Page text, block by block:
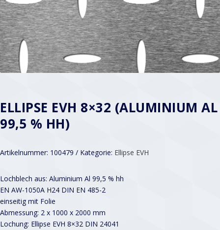
ELLIPSE EVH 8×32 (ALUMINIUM AL
99,5 % HH)
Artikelnummer: 100479 Kategorie: Ellipse EVH
Lochblech aus: Aluminium Al 99,5 % hh
EN AW-1050A H24 DIN EN 485-2
einseitig mit Folie
Abmessung: 2 x 1000 x 2000 mm
Lochung: Ellipse EVH 8×32 DIN 24041